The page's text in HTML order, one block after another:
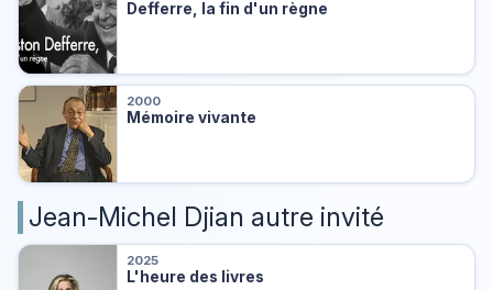
Defferre, la fin d'un règne
2000
Mémoire vivante
Jean-Michel Djian autre invité
2025
L'heure des livres